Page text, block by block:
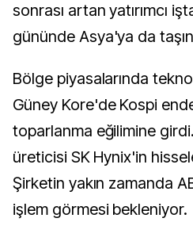
sonrası artan yatırımcı
gününde Asya'ya da
Bölge piyasalarında
Güney Kore'de Kospi
toparlanma eğilimine
üreticisi SK Hynix'in
Şirketin yakın zamanda
işlem görmesi bekleniyor.